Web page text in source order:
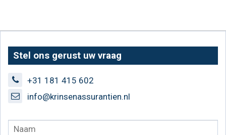
Stel ons gerust uw vraag
+31 181 415 602
info@krinsenassurantien.nl